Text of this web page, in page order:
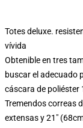
Totes deluxe.
vívida
Obtenible en tres
buscar el adecuado
cáscara de poliéster
Tremendos correas
extensas y 21"